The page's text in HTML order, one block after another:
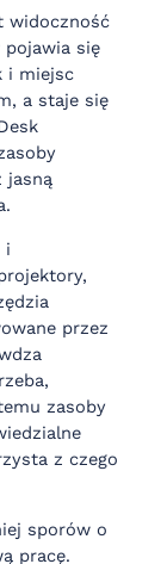
widoczność
się
i miejsc
a staje się
jasną
i
przez
zasoby
z czego
sporów o
pracę.